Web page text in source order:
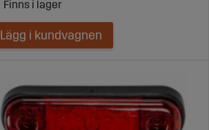
Lägg i kundvagnen